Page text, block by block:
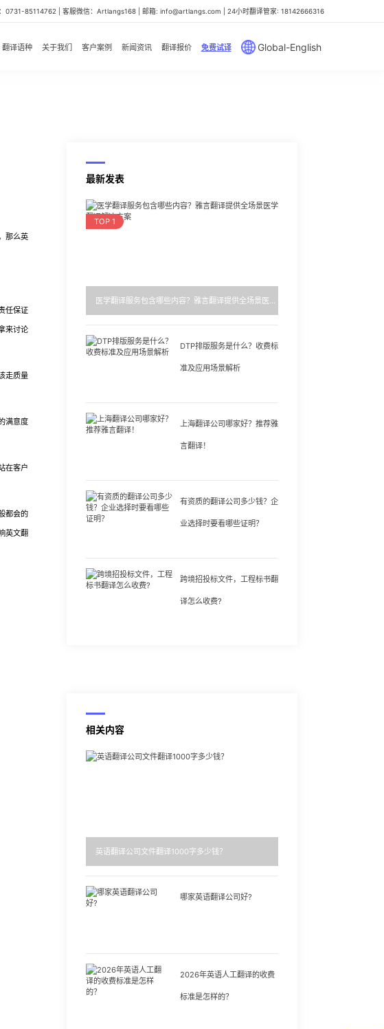
0731-85114762 | 客服微信：Artlangs168 | 邮箱: info@artlangs.com | 24小时翻译管家: 18142666316
翻译语种 关于我们 客户案例 新闻资讯 翻译报价 免费试译 Global-English
那么英
任保证
来讨论
走质量
满意度
在客户
都会的
英文翻
最新发表
TOP 1
医学翻译服务包含哪些内容？雅言翻译提供全场景医学翻译解决方案
DTP排版服务是什么？收费标
准及应用场景解析
上海翻译公司哪家好？推荐雅
言翻译！
有资质的翻译公司多少钱？企
业选择时要看哪些证明？
跨境招投标文件，工程标书翻
译怎么收费?
相关内容
英语翻译公司文件翻译1000字多少钱？
哪家英语翻译公司好?
2026年英语人工翻译的收费
标准是怎样的？